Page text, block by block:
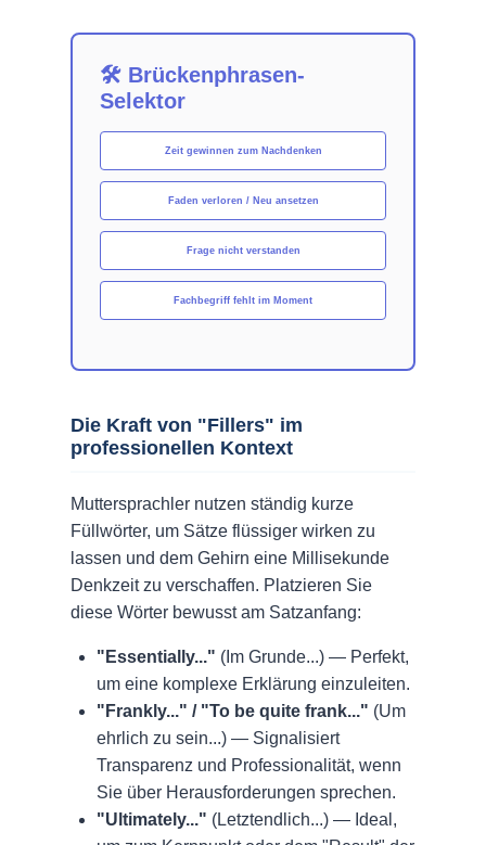
🛠️ Brückenphrasen-
Selektor
Zeit gewinnen zum Nachdenken
Faden verloren / Neu ansetzen
Frage nicht verstanden
Fachbegriff fehlt im Moment
Die Kraft von "Fillers" im
professionellen Kontext
Muttersprachler nutzen ständig kurze
Füllwörter, um Sätze flüssiger wirken zu
lassen und dem Gehirn eine Millisekunde
Denkzeit zu verschaffen. Platzieren Sie
diese Wörter bewusst am Satzanfang:
"Essentially..." (Im Grunde...) — Perfekt,
um eine komplexe Erklärung einzuleiten.
"Frankly..." / "To be quite frank..." (Um
ehrlich zu sein...) — Signalisiert
Transparenz und Professionalität, wenn
Sie über Herausforderungen sprechen.
"Ultimately..." (Letztendlich...) — Ideal,